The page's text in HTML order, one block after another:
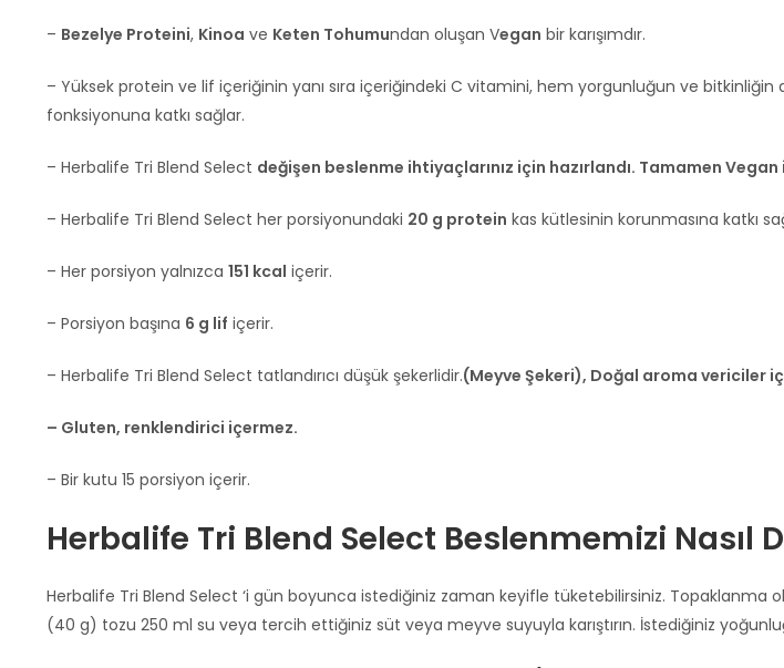
– Bezelye Proteini, Kinoa ve Keten Tohumundan oluşan Vegan bir karışımdır.
– Yüksek protein ve lif içeriğinin yanı sıra içeriğindeki C vitamini, hem yorgunluğun ve
fonksiyonuna katkı sağlar.
– Herbalife Tri Blend Select değişen beslenme ihtiyaçlarınız için hazırlandı. Tamamen
– Herbalife Tri Blend Select her porsiyonundaki 20 g protein kas kütlesinin korunmasına katkı
– Her porsiyon yalnızca 151 kcal içerir.
– Porsiyon başına 6 g lif içerir.
– Herbalife Tri Blend Select tatlandırıcı düşük şekerlidir.(Meyve Şekeri), Doğal aroma vericiler
– Gluten, renklendirici içermez.
– Bir kutu 15 porsiyon içerir.
Herbalife Tri Blend Select Beslenmemizi Nasıl
Herbalife Tri Blend Select ‘i gün boyunca istediğiniz zaman keyifle tüketebilirsiniz. Topaklanma
(40 g) tozu 250 ml su veya tercih ettiğiniz süt veya meyve suyuyla karıştırın. İstediğiniz